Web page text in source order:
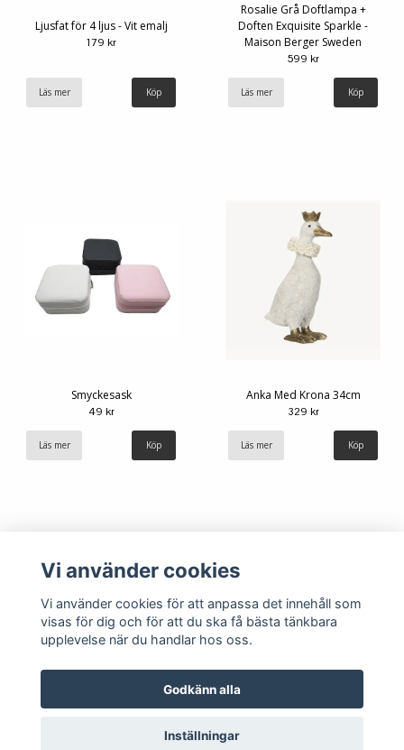
Ljusfat för 4 ljus - Vit emalj
179 kr
Läs mer
Rosalie Grå Doftlampa +
Doften Exquisite Sparkle -
Maison Berger Sweden
599 kr
Läs mer
Smyckesask
49 kr
Läs mer Köp
Anka Med Krona 34cm
329 kr
Läs mer
© Copyright 2026 Hemlängtan
Vi använder cookies
Vi använder cookies för att anpassa det innehåll som
visas för dig och för att du ska få bästa tänkbara
upplevelse när du handlar hos oss.
Godkänn alla
Inställningar